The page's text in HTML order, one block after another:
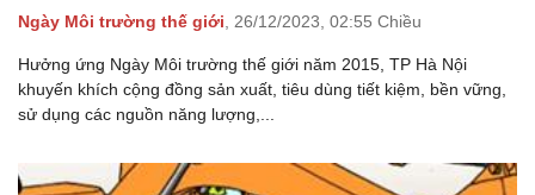
Ngày Môi trường thế giới 26/12/2023, 02:55 Chiều
Hưởng ứng Ngày Môi trường thế giới năm 2015, TP Hà Nội
khuyến khích cộng đồng sản xuất, tiêu dùng tiết kiệm, bền vững,
sử dụng các nguồn năng lượng,...